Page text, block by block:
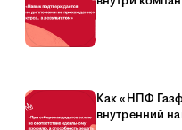
Как «НПФ
внутренний